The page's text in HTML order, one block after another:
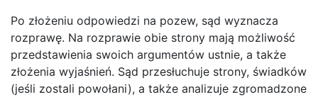
Po złożeniu odpowiedzi na pozew, sąd wyznacza
rozprawę. Na rozprawie obie strony mają możliwość
przedstawienia swoich argumentów ustnie, a także
złożenia wyjaśnień. Sąd przesłuchuje strony, świadków
(jeśli zostali powołani), a także analizuje zgromadzone